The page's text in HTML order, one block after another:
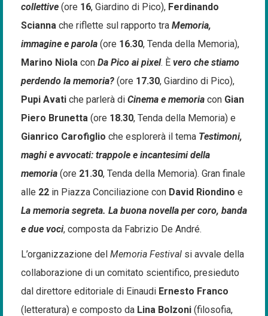
collettive (ore 16, Giardino di Pico), Ferdinando
Scianna che riflette sul rapporto tra Memoria,
immagine e parola (ore 16.30, Tenda della Memoria),
Marino Niola con Da Pico ai pixel. È vero che stiamo
perdendo la memoria? (ore 17.30, Giardino di Pico),
Pupi Avati che parlerà di Cinema e memoria con Gian
Piero Brunetta (ore 18.30, Tenda della Memoria) e
Gianrico Carofiglio che esplorerà il tema Testimoni,
maghi e avvocati: trappole e incantesimi della
memoria (ore 21.30, Tenda della Memoria). Gran finale
alle 22 in Piazza Conciliazione con David Riondino e
La memoria segreta. La buona novella per coro, banda
e due voci, composta da Fabrizio De André.
L’organizzazione del Memoria Festival si avvale della
collaborazione di un comitato scientifico, presieduto
dal direttore editoriale di Einaudi Ernesto Franco
(letteratura) e composto da Lina Bolzoni (filosofia,